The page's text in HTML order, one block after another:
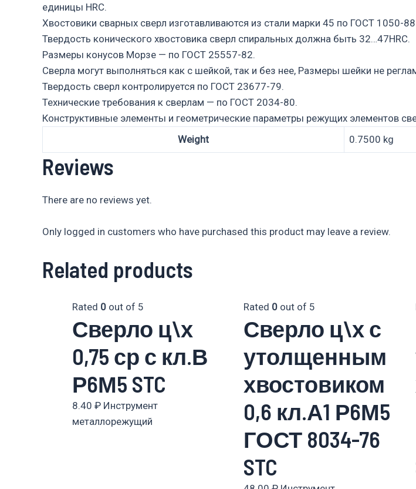
единицы HRC.
Хвостовики сварных сверл изготавливаются из стали марки 45 по ГОСТ 1050-
Твердость конического хвостовика сверл спиральных должна быть 32…47HRC.
Размеры конусов Морзе — по ГОСТ 25557-82.
Сверла могут выполняться как с шейкой, так и без нее, Размеры шейки не
Твердость сверл контролируется по ГОСТ 23677-79.
Технические требования к сверлам — по ГОСТ 2034-80.
Конструктивные элементы и геометрические параметры режущих элементов
Weight
0.7500 kg
Reviews
There are no reviews yet.
Only logged in customers who have purchased this product may leave a review.
Related products
Rated 0 out of 5
Сверло ц\х
0,75 ср с кл.В
Р6М5 STC
8.40 ₽ Инструмент
металлорежущий
Rated 0 out of 5
Сверло ц\х с
утолщенным
хвостовиком
0,6 кл.А1 Р6М5
ГОСТ 8034-76
STC